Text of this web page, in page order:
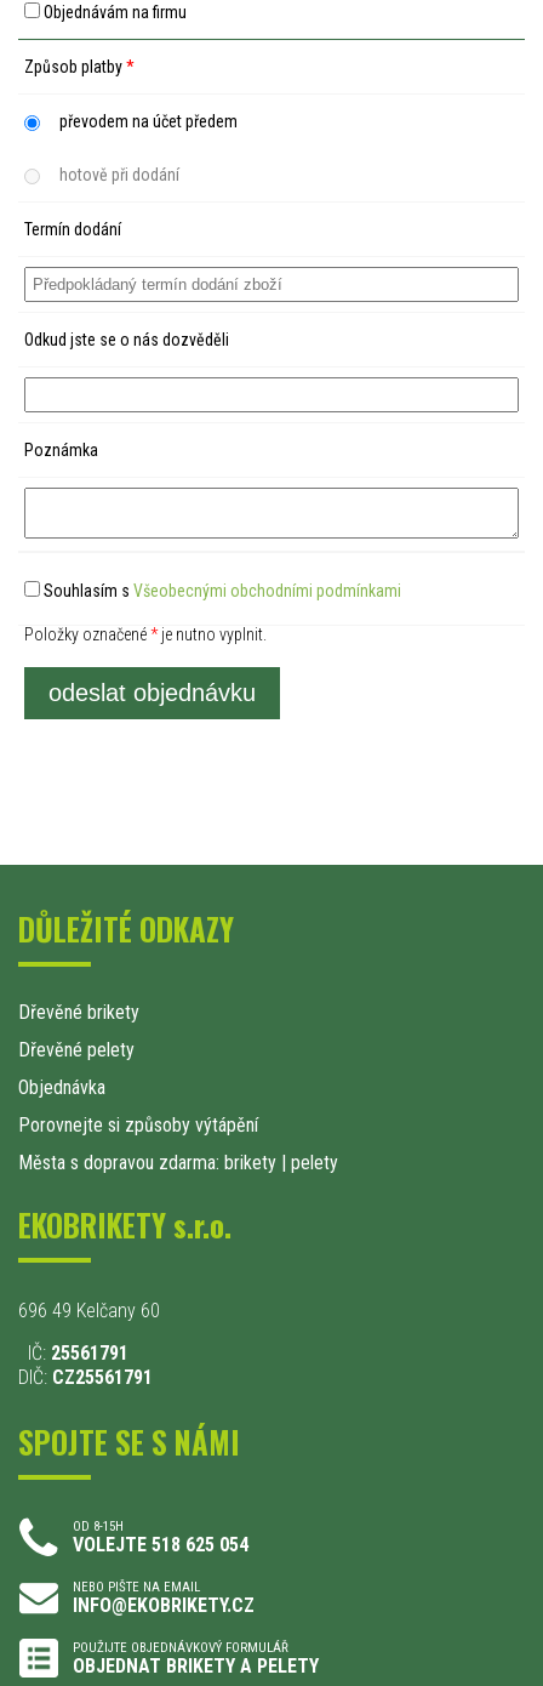
Objednávám na firmu
Způsob platby*
převodem na účet předem
hotově při dodání
Termín dodání
Odkud jste se o nás dozvěděli
Poznámka
Souhlasím s Všeobecnými obchodními podmínkami
Položky označené*je nutno vyplnit.
odeslat objednávku
DŮLEŽITÉ ODKAZY
Dřevěné brikety
Dřevěné pelety
Objednávka
Porovnejte si způsoby výtápění
Města s dopravou zdarma: brikety | pelety
EKOBRIKETY s.r.o.
696 49 Kelčany 60
IČ: 25561791
DIČ: CZ25561791
SPOJTE SE S NÁMI
OD 8-15H
VOLEJTE 518 625 054
NEBO PIŠTE NA EMAIL
INFO@EKOBRIKETY.CZ
POUŽIJTE OBJEDNÁVKOVÝ FORMULÁŘ
OBJEDNAT BRIKETY A PELETY